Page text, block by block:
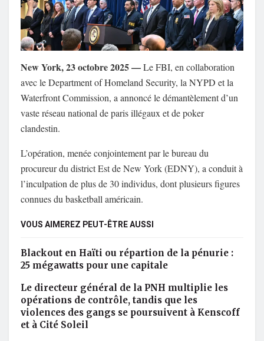
New York, 23 octobre 2025 —Le FBI, en collaboration
avec le Department of Homeland Security, la NYPD et la
Waterfront Commission, a annoncé le démantèlement d’un
vaste réseau national de paris illégaux et de poker
clandestin.
L’opération, menée conjointement par le bureau du
procureur du district Est de New York (EDNY), a conduit à
l’inculpation de plus de 30 individus, dont plusieurs figures
connues du basketball américain.
VOUS AIMEREZ PEUT-ÊTRE AUSSI
Blackout en Haïti ou répartion de la pénurie :
25 mégawatts pour une capitale
Le directeur général de la PNH multiplie les
opérations de contrôle, tandis que les
violences des gangs se poursuivent à Kenscoff
et à Cité Soleil